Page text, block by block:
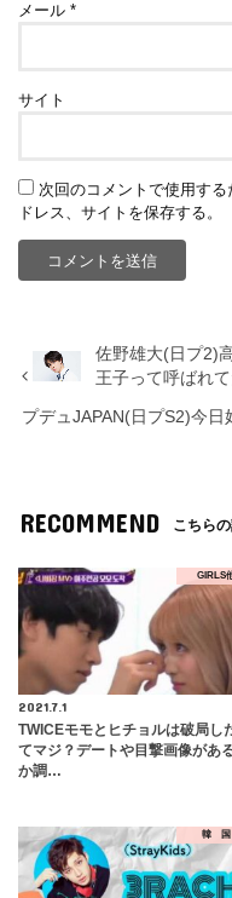
メール*
サイト
次回のコメントで使用す
ドレス、サイトを保存する。
佐野雄大(日プ2)
王子って呼ばれ
プデュJAPAN(日プS2)今
RECOMMEND こちら
GIRLS
2021.7.1
TWICEモモとヒチョルは破局し
てマジ？デートや目撃画像があ
か調…
韓 国